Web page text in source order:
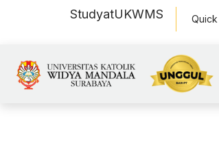
StudyatUKWMS